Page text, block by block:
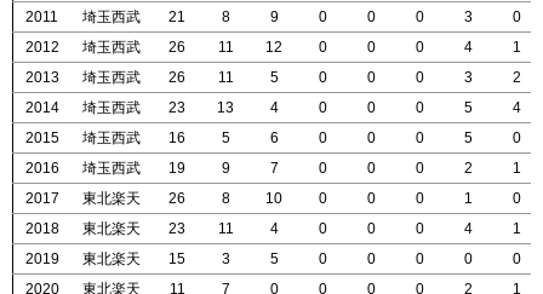
2011
埼玉西武 21 8 9 0 0 0 3
0
2012
埼玉西武 26 11 12 0 0 0 4
1
2013
埼玉西武 26 11 5 0 0 0 3
2
2014
埼玉西武 23 13 4 0 0 0 5
4
2015
埼玉西武 16 5 6 0 0 0 5
0
2016
埼玉西武 19 9 7 0 0 0 2
1
2017
東北楽天 26 8 10 0 0 0 1
0
2018
東北楽天 23 11 4 0 0 0 4
1
2019
東北楽天 15 3 5 0 0 0 0
0
2020
東北楽天 11 7 0 0 0 0 2
1
2011
埼玉西武 21 8 9 0 0 0 3
0
2012
埼玉西武 26 11 12 0 0 0 4
1
2013
埼玉西武 26 11 5 0 0 0 3
2
2014
埼玉西武 23 13 4 0 0 0 5
4
2015
埼玉西武 16 5 6 0 0 0 5
0
2016
埼玉西武 19 9 7 0 0 0 2
1
2017
東北楽天 26 8 10 0 0 0 1
0
2018
東北楽天 23 11 4 0 0 0 4
1
2019
東北楽天 15 3 5 0 0 0 0
0
2020
東北楽天 11 7 0 0 0 0 2
1
2011
埼玉西武 21 8 9 0 0 0 3
0
2012
埼玉西武 26 11 12 0 0 0 4
1
2013
埼玉西武 26 11 5 0 0 0 3
2
2014
埼玉西武 23 13 4 0 0 0 5
4
2015
埼玉西武 16 5 6 0 0 0 5
0
2016
埼玉西武 19 9 7 0 0 0 2
1
2017
東北楽天 26 8 10 0 0 0 1
0
2018
東北楽天 23 11 4 0 0 0 4
1
2019
東北楽天 15 3 5 0 0 0 0
0
2020
東北楽天 11 7 0 0 0 0 2
1
2011
埼玉西武 21 8 9 0 0 0 3
0
2012
埼玉西武 26 11 12 0 0 0 4
1
2013
埼玉西武 26 11 5 0 0 0 3
2
2014
埼玉西武 23 13 4 0 0 0 5
4
2015
埼玉西武 16 5 6 0 0 0 5
0
2016
埼玉西武 19 9 7 0 0 0 2
1
2017
東北楽天 26 8 10 0 0 0 1
0
2018
東北楽天 23 11 4 0 0 0 4
1
2019
東北楽天 15 3 5 0 0 0 0
0
2020
東北楽天 11 7 0 0 0 0 2
1